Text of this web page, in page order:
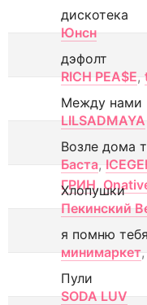
дискотека
Юнсн
дэфолт
RICH PEA$E,
Между нами
LILSADMAYA
Возле дома
Баста,
ГРИН,
Хлопушки
Пекинский
я помню тебя
минимаркет,
Пули
SODA LUV